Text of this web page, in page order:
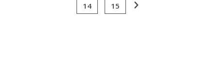
14 15